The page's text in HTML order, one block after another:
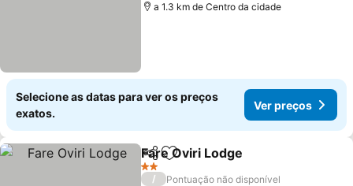
a 1.3 km de Centro da cidade
Selecione as datas para ver os preços
exatos.
Ver preços
PartilharAdicionar aos favoritos
Fare Oviri Lodge
2 Estrelas
/
Pontuação não disponível